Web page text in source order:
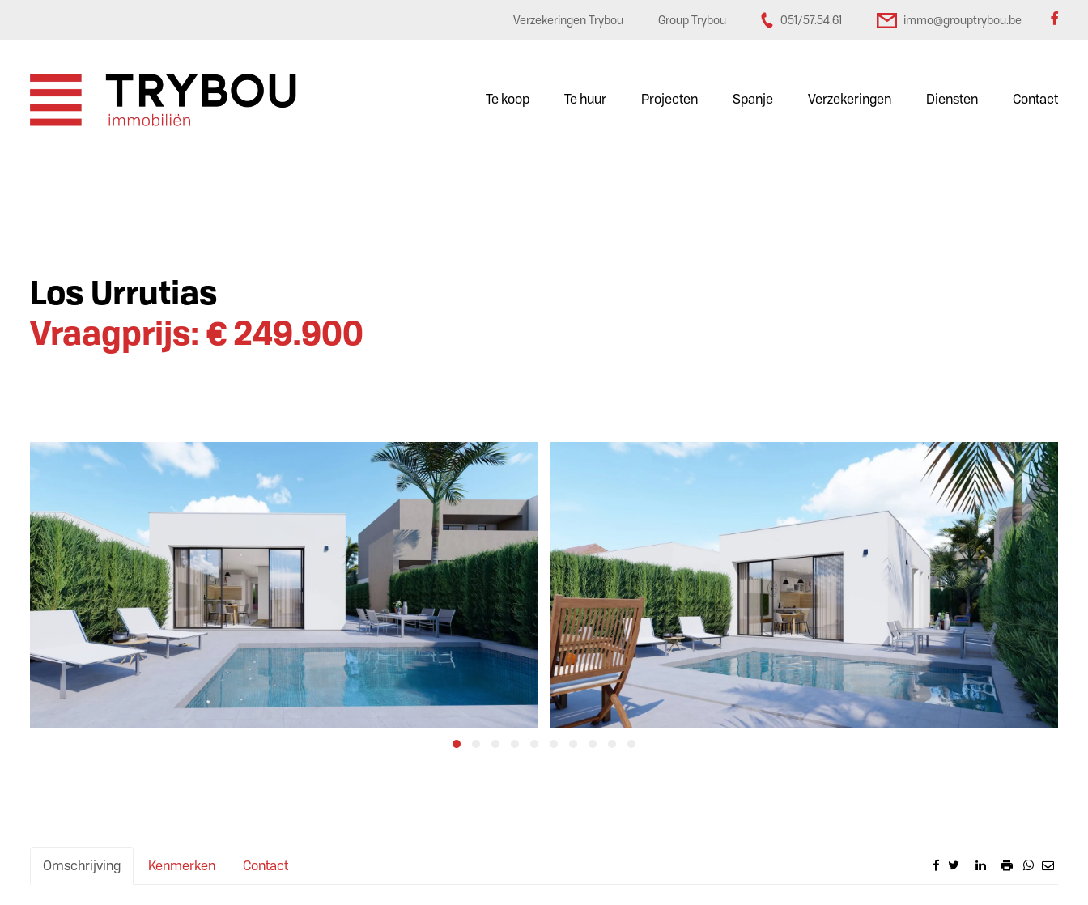
Verzekeringen Trybou Group Trybou 051/57.54.61 immo@grouptrybou.be
Te koop Te huur Projecten Spanje Verzekeringen Diensten Contact
Los Urrutias
Vraagprijs: € 249.900
Omschrijving Kenmerken Contact